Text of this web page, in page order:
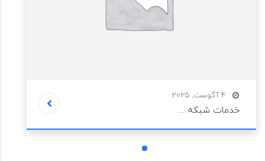
4 آگوست, 2025
خدمات شبکه ...
1